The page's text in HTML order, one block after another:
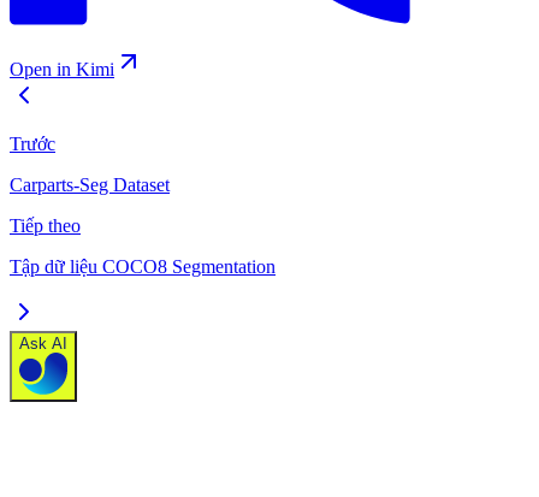
Open in Kimi
Trước
Carparts-Seg Dataset
Tiếp theo
Tập dữ liệu COCO8 Segmentation
Ask AI